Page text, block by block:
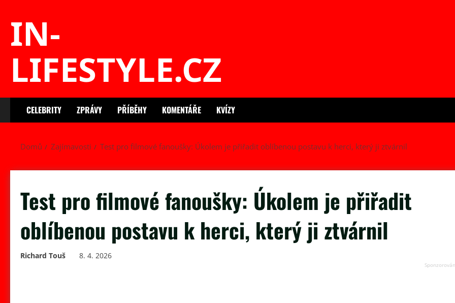
IN-
LIFESTYLE.CZ
CELEBRITY ZPRÁVY PŘÍBĚHY KOMENTÁŘE KVÍZY
Domů Zajímavosti Test pro filmové fanoušky: Úkolem je přiřadit oblíbenou postavu k herci, který ji ztvárnil
Test pro filmové fanoušky: Úkolem je přiřadit
oblíbenou postavu k herci, který ji ztvárnil
Richard Touš 8. 4. 2026